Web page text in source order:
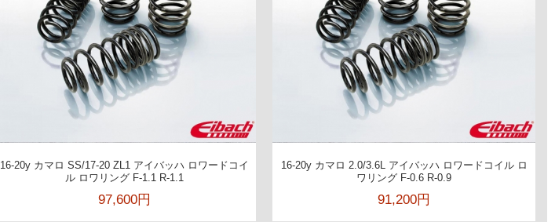
16-20y カマロ SS/17-20 ZL1 アイバッハ ロワードコイ
ル ロワリング F-1.1 R-1.1
97,600円
16-20y カマロ 2.0/3.6L アイバッハ ロワードコイル ロ
ワリング F-0.6 R-0.9
91,200円